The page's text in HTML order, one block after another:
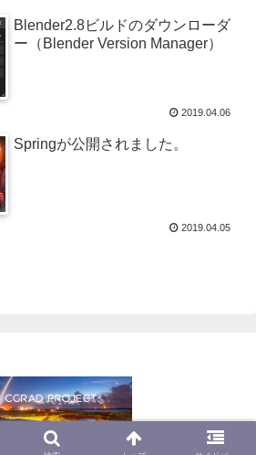
Blender2.8ビルドのダウンローダ
ー（Blender Version Manager）
2019.04.06
Springが公開されました。
2019.04.05
2013 CGrad Project.